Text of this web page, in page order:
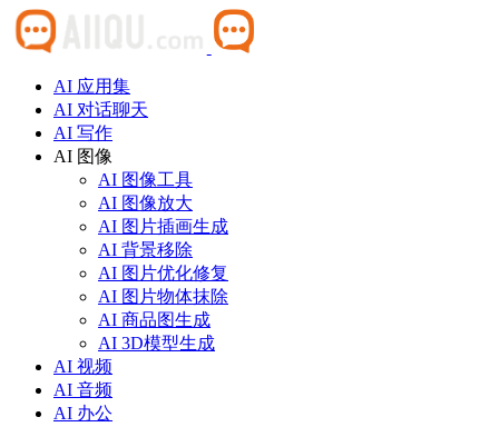
AI 应用集
AI 对话聊天
AI 写作
AI 图像
AI 图像工具
AI 图像放大
AI 图片插画生成
AI 背景移除
AI 图片优化修复
AI 图片物体抹除
AI 商品图生成
AI 3D模型生成
AI 视频
AI 音频
AI 办公